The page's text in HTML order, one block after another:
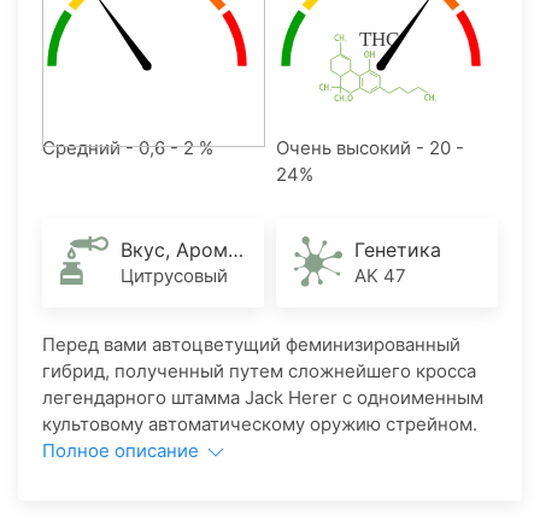
Средний - 0,6 - 2 %
Очень высокий - 20 -
24%
Вкус, Аромат
Цитрусовый
Генетика
AK 47
Перед вами автоцветущий феминизированный
гибрид, полученный путем сложнейшего кросса
легендарного штамма Jack Herer с одноименным
культовому автоматическому оружию стрейном.
Полное описание